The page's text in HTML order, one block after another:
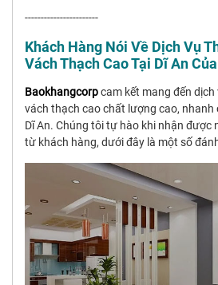
-----------------------
Khách Hàng Nói Về Dịch Vụ
Vách Thạch Cao Tại Dĩ An
Baokhangcorpcam kết mang đến
vách thạch cao chất lượng cao, nhanh
Dĩ An. Chúng tôi tự hào khi nhận được
từ khách hàng, dưới đây là một số